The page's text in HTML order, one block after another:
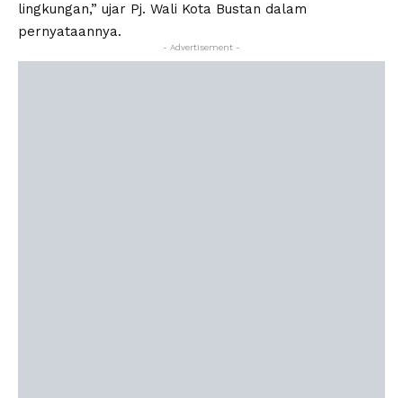
lingkungan,” ujar Pj. Wali Kota Bustan dalam
pernyataannya.
- Advertisement -